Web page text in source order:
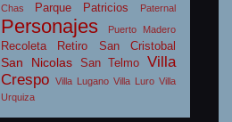
Chas
Parque Patricios Paternal
Personajes Puerto Madero
Recoleta Retiro San Cristobal
San Nicolas San Telmo
Villa
Crespo Villa Lugano Villa Luro Villa
Urquiza